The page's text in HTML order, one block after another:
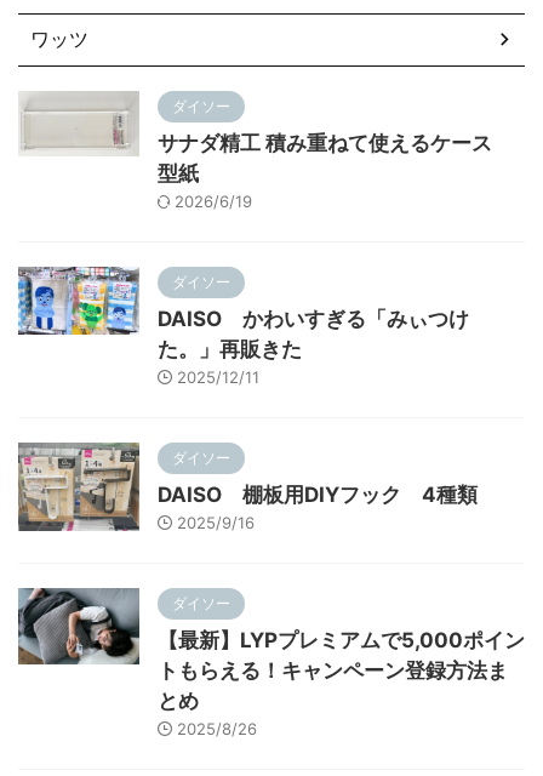
ワッツ
ダイソー
サナダ精工 積み重ねて使えるケース
型紙
2026/6/19
ダイソー
DAISO かわいすぎる「みぃつけ
た。」再販きた
2025/12/11
ダイソー
DAISO 棚板用DIYフック 4種類
2025/9/16
ダイソー
【最新】LYPプレミアムで5,000ポイン
トもらえる！キャンペーン登録方法ま
とめ
2025/8/26